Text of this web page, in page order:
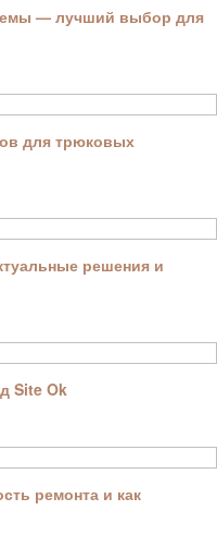
— лучший выбор для
для трюковых
решения и
Site Ok
ремонта и как